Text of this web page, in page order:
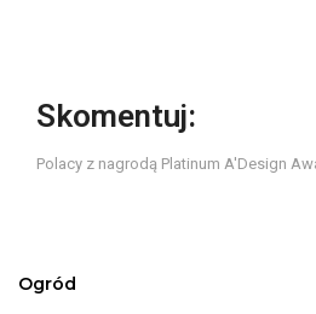
Skomentuj:
Polacy z nagrodą Platinum A'Design
Ogród